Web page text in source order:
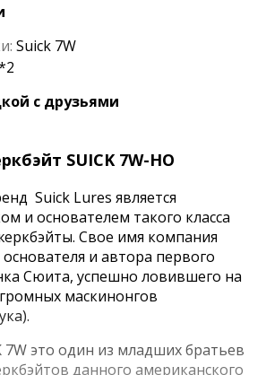
Suick 7W
с друзьями
SUICK 7W-HO
Suick Lures является
и основателем такого класса
Свое имя компания
и автора первого
Сюита, успешно ловившего на
маскинонгов
7W это один из младших братьев
данного американского